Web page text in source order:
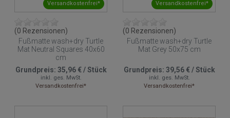
Versandkostenfrei*
(0 Rezensionen)
Fußmatte wash+dry Turtle
Mat Neutral Squares 40x60
cm
Grundpreis: 35,96 €/Stück
inkl. ges. MwSt.
Versandkostenfrei*
Versandkostenfrei*
(0 Rezensionen)
Fußmatte wash+dry Turtle
Mat Grey 50x75 cm
Grundpreis: 39,56 €/Stück
inkl. ges. MwSt.
Versandkostenfrei*